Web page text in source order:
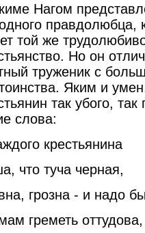
Нагом
правдолюбца,
той же
Но он
труженик с
Яким и
так убого,
слова:
крестьянина
что туча черная,
грозна - и надо
греметь оттудова,